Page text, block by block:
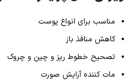
مناسب برای انواع پوست
کاهش منافذ باز
تصحیح خطوط ریز و چین و چروک
مات کننده آرایش صورت